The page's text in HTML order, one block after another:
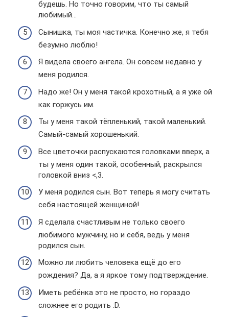
будешь. Но точно говорим, что ты самый
любимый…
Сынишка, ты моя частичка. Конечно же, я тебя
безумно люблю!
Я видела своего ангела. Он совсем недавно у
меня родился.
Надо же! Он у меня такой крохотный, а я уже ой
как горжусь им.
Ты у меня такой тёпленький, такой маленький.
Самый-самый хорошенький.
Все цветочки распускаются головками вверх, а
ты у меня один такой, особенный, раскрылся
головкой вниз <,3.
У меня родился сын. Вот теперь я могу считать
себя настоящей женщиной!
Я сделала счастливым не только своего
любимого мужчину, но и себя, ведь у меня
родился сын.
Можно ли любить человека ещё до его
рождения? Да, а я яркое тому подтверждение.
Иметь ребёнка это не просто, но гораздо
сложнее его родить :D.